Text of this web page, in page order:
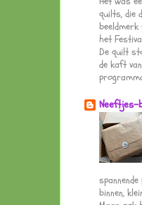
quilts, die
beeldmerk
het
De quilt
de kaft
Neeftjes-
binnen,